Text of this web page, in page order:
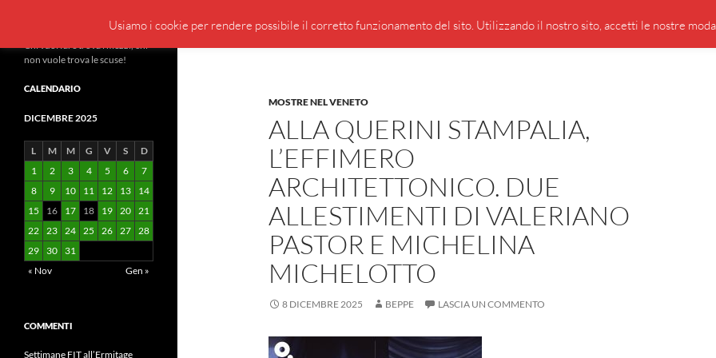
Vai
contenuto
PRESENTAZIONE DI GIUSEPPE BORSOI
MOSTRE NEL VENETO
ALLA QUERINI STAMPALIA,
L’EFFIMERO
ARCHITETTONICO. DUE
ALLESTIMENTI DI VALERIANO
PASTOR E MICHELINA
MICHELOTTO
8 DICEMBRE 2025 BEPPE LASCIA UN COMMENTO
Chi vuol fare trova i mezzi, chi
non vuole trova le scuse!
CALENDARIO
DICEMBRE 2025
L M M G V S
D
1
2 3 4 5 6
7
8
9 10 11 12 13
14
15
16 17 18 19 20 21
22 23 24 25 26 27 28
29
30
31
« Nov
Gen »
COMMENTI
Settimane FIT all’Ermitage
Usiamo i cookie per rendere possibile il corretto funzionamento del sito. Utilizzando il nostro sito, accetti le nostre